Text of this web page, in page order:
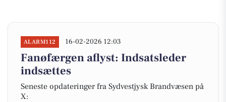
ALARM112 16-02-2026 12:03
Fanøfærgen aflyst: Indsatsleder
indsættes
Seneste opdateringer fra Sydvestjysk Brandvæsen på
X: